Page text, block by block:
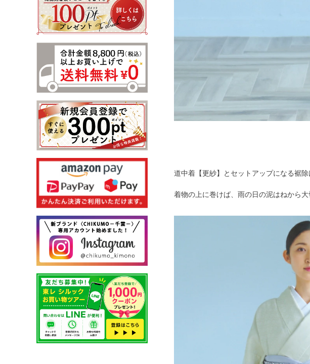
道中着【更紗】とセットアップになる裾除
着物の上に巻けば、雨の日の泥はねから大